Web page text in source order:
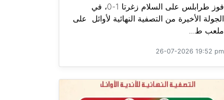
فوز طرابلس على السلام زغرتا 1-0، في
الجولة الأخيرة من التصفية النهائية لأوائل على
ملعب ط...
26-07-2026 19:52 pm